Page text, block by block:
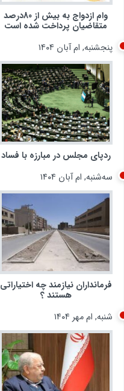
وام ازدواج به بیش از 80درصد
متقاضیان پرداخت شده است
پنجشنبه, ام آبان ۱۴۰۴
ردپای مجلس در مبارزه با فساد
سه‌شنبه, ام آبان ۱۴۰۴
فرمانداران نیازمند چه اختیاراتی
هستند ؟
شنبه, ام مهر ۱۴۰۴